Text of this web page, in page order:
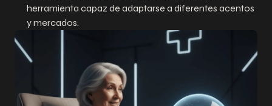
herramienta capaz de adaptarse a diferentes acentos
y mercados.